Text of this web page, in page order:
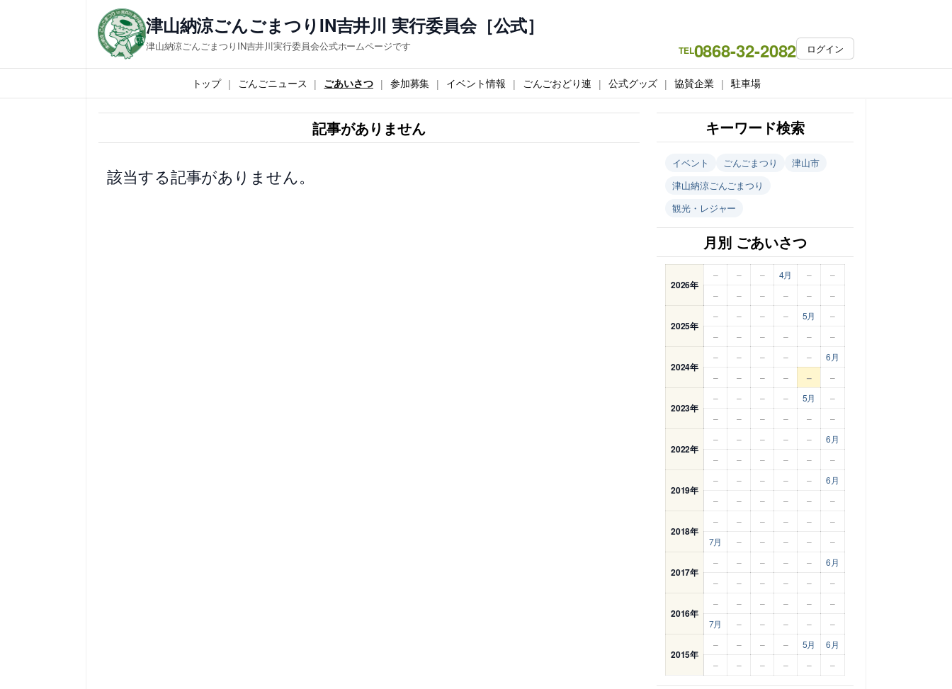
ス
キ
津山納涼ごんごまつりIN吉井川 実行委員会［公式］
津山納涼ごんごまつりIN吉井川実行委員会公式ホームページです TEL0868-32-2082 ログイン
トップ ごんごニュース ごあいさつ 参加募集 イベント情報 ごんごおどり連 公式グッズ 協賛企業 駐車場
記事がありません
該当する記事がありません。
キーワード検索
イベント ごんごまつり
津山市
津山納涼ごんごまつり
観光・レジャー
月別 ごあいさつ
2026年
– – – 4月 –
–
–
– – – – –
2025年
– – – – 5月
–
–
– – – – –
2024年
– – – – –
6月
–
– – – – –
2023年
– – – – 5月
–
–
– – – – –
2022年
– – – – –
6月
–
– – – – –
2019年
– – – – –
6月
–
– – – – –
2018年
– – – – –
–
7月
– – – – –
2017年
– – – – –
6月
–
– – – – –
2016年
– – – – –
–
7月
– – – – –
2015年
– – – – 5月
6月
–
– – – – –